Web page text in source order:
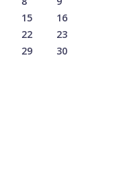
15
16
22
23
29
30